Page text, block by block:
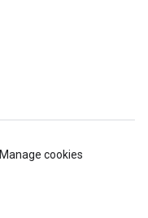
Manage cookies